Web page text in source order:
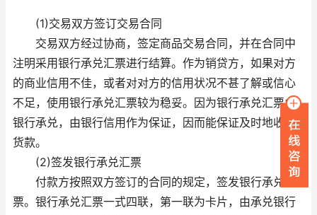
(1)交易双方签订交易合同
交易双方经过协商，签定商品交易合同，并在合同中
注明采用银行承兑汇票进行结算。作为销贷方，如果对方
的商业信用不佳，或者对对方的信用状况不甚了解或信心
不足，使用银行承兑汇票较为稳妥。因为银行承兑汇票由
银行承兑，由银行信用作为保证，因而能保证及时地收回
货款。
(2)签发银行承兑汇票
付款方按照双方签订的合同的规定，签发银行承兑汇
票。银行承兑汇票一式四联，第一联为卡片，由承兑银行